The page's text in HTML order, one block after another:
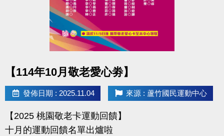
臨櫃報名享多堂優惠，兩梯享 9 折、三梯享 88 折優惠
地點｜蘆竹國民運動中心
球館專線｜03-263-9066 #115、116
快來和蘆寶、薇薇一起在雪樂園裡開心奔跑、勇敢挑
戰、創造回憶吧！
薇 #暖冬冒險
【114年10月敬老愛心劵】
發佈日期 : 2025.11.04 來源 : 蘆竹國民運動中心
【2025 桃園敬老卡運動回饋】
十月的運動回饋名單出爐啦